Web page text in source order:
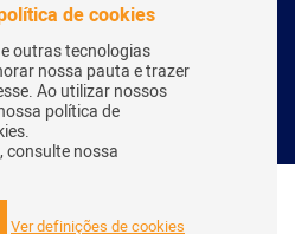
- Todos os Direitos Reservados
por: Herick Correa
de cookies
outras tecnologias
nossa pauta e trazer
Ao utilizar nossos
política de
consulte nossa
Ver definições de cookies